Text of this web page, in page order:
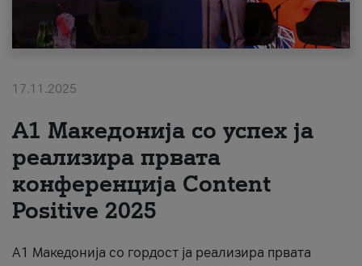
Поддршка
Надополни кредит
#ПодобарОнлајн
17.11.2025
А1 Македонија со успех ја
реализира првата
конференција Content
Positive 2025
А1 Македонија со гордост ја реализира првата